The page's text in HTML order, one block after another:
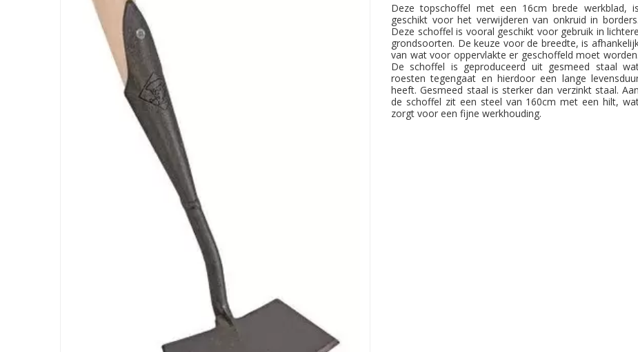
Deze topschoffel met een 16cm brede werkblad, is
geschikt voor het verwijderen van onkruid in borders.
Deze schoffel is vooral geschikt voor gebruik in lichtere
grondsoorten. De keuze voor de breedte, is
van wat voor oppervlakte er geschoffeld moet worden.
De schoffel is geproduceerd uit gesmeed staal
roesten tegengaat en hierdoor een lange
heeft. Gesmeed staal is sterker dan verzinkt staal. Aan
de schoffel zit een steel van 160cm met een hilt,
zorgt voor een fijne werkhouding.